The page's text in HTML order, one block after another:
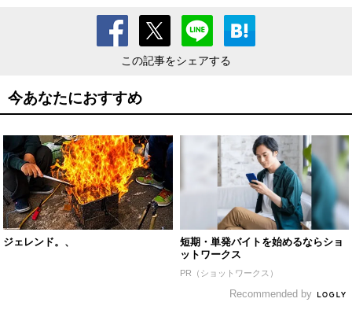
この記事をシェアする
今あなたにおすすめ
ジェレンド。、
短期・単発バイトを始めるならショ
ットワークス
PR（ショットワークス）
Recommended by